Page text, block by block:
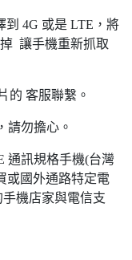
到 4G 或是 LTE，將
讓手機重新抓取
的 客服聯繫。
請勿擔心。
通訊規格手機(台灣
或國外通路特定電
機店家與電信支